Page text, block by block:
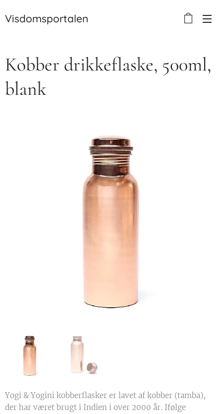
Visdomsportalen
Kobber drikkeflaske, 500ml,
blank
Yogi & Yogini kobberflasker er lavet af kobber (tamba),
der har været brugt i Indien i over 2000 år. Ifølge